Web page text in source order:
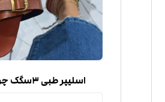
اسلیپر طبی 3سگک چرم زنانه